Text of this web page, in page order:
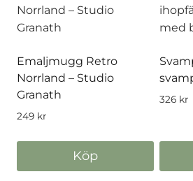
Emaljmugg Retro
Norrland – Studio
Granath
249 kr
Köp
326 kr